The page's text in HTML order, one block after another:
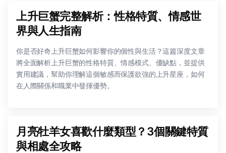
上升巨蟹完整解析：性格特質、情感世
界與人生指南
你是否好奇上升巨蟹如何影響你的個性與生活？這篇深度文章
將全面解析上升巨蟹的性格特質、情感模式、優缺點，並提供
實用建議，幫助你理解這個敏感而保護欲強的上升星座，如何
在人際關係和職業中發揮優勢。
月亮牡羊女喜歡什麼類型？3個關鍵特質
與相處全攻略